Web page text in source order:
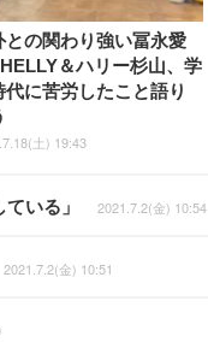
との関わり強い冨永愛
＆ハリー杉山、学
代に苦労したこと語り
土) 19:43
いる」 2021.7.2(金) 10:54
2021.7.2(金) 10:51